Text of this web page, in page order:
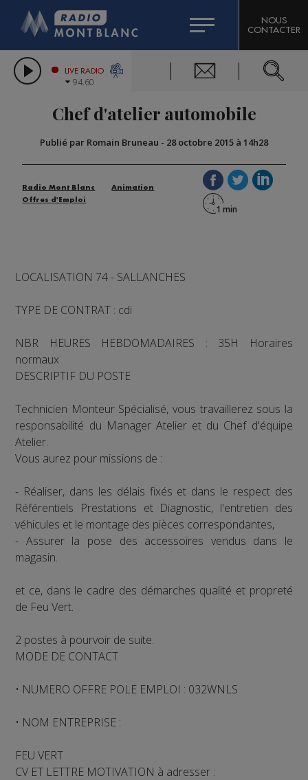
LES CHRONIQUES DE L'EXPERT
CITIZEN MACHINERY
GRAND MASSIF DOMAINES SKIABLES
BIGARD
COMPAGNIE DU MONT-BLANC
NOUS
CONTACTER
LIVE RADIO
94.60
Chef d'atelier automobile
Publié par Romain Bruneau - 28 octobre 2015 à 14h28
Radio Mont Blanc
Animation
Offres d'Emploi
LOCALISATION 74 - SALLANCHES
TYPE DE CONTRAT : cdi
NBR HEURES HEBDOMADAIRES : 35H Horaires
normaux
DESCRIPTIF DU POSTE
Technicien Monteur Spécialisé, vous travaillerez sous la
responsabilité du Manager Atelier et du Chef d'équipe
Atelier.
Vous aurez pour missions de :
- Réaliser, dans les délais fixés et dans le respect des
Référentiels Prestations et Diagnostic, l'entretien des
véhicules et le montage des pièces correspondantes,
- Assurer la pose des accessoires vendus dans le
magasin.
et ce, dans le cadre des démarches qualité et propreté
de Feu Vert.
2 postes à pourvoir de suite.
MODE DE CONTACT
• NUMERO OFFRE POLE EMPLOI : 032WNLS
• NOM ENTREPRISE :
FEU VERT
CV ET LETTRE MOTIVATION à adresser :